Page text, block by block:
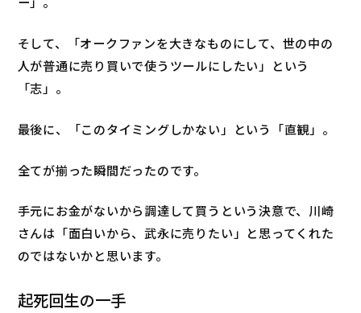
そして、「オークファンを大きなものにして、世の中の
人が普通に売り買いで使うツールにしたい」という
「志」。
最後に、「このタイミングしかない」という「直観」。
全てが揃った瞬間だったのです。
手元にお金がないから調達して買うという決意で、川崎
さんは「面白いから、武永に売りたい」と思ってくれた
のではないかと思います。
起死回生の一手